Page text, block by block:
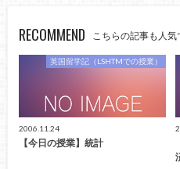
RECOMMEND こちらの記事も人気
英国留学記（LSHTMでの授業）
2006.11.24
【今日の授業】統計